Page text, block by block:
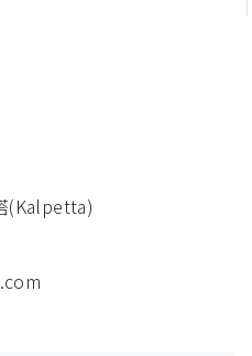
(Kalpetta)